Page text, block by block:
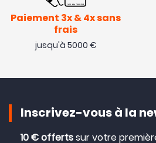
Paiement 3x & 4x sans
frais
jusqu'à 5000 €
Inscrivez-vous à la
10 € offertssur votre